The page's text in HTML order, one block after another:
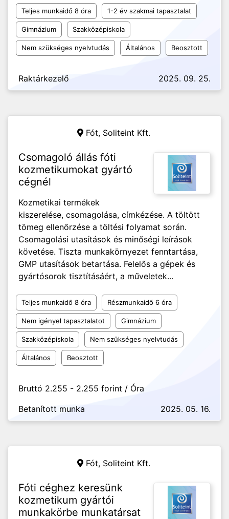
Teljes munkaidő 8 óra 1-2 év szakmai tapasztalat
Gimnázium Szakközépiskola
Nem szükséges nyelvtudás Általános Beosztott
Raktárkezelő 2025. 09. 25.
Fót, Soliteint Kft.
Csomagoló állás fóti
kozmetikumokat gyártó
cégnél
Kozmetikai termékek
kiszerelése, csomagolása, címkézése. A töltött
tömeg ellenőrzése a töltési folyamat során.
Csomagolási utasítások és minőségi leírások
követése. Tiszta munkakörnyezet fenntartása,
GMP utasítások betartása. Felelős a gépek és
gyártósorok tisztításáért, a műveletek...
Teljes munkaidő 8 óra Részmunkaidő 6 óra
Nem igényel tapasztalatot Gimnázium
Szakközépiskola Nem szükséges nyelvtudás
Általános Beosztott
Bruttó 2.255 - 2.255 forint / Óra
Betanított munka
2025. 05. 16.
Fót, Soliteint Kft.
Fóti céghez keresünk
kozmetikum gyártói
munkakörbe munkatársat